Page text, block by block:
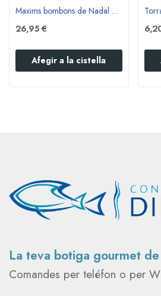
Maxims bombons de Nadal en París 200gr
26,95 €
Afegir a la cistella
La teva botiga gourmet
Comandes per teléfon o per